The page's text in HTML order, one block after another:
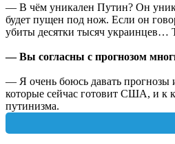
— В чём уникален Путин? Он
будет пущен под нож. Если он
убиты десятки тысяч украинцев…
— Вы согласны с прогнозом
— Я очень боюсь давать прогнозы
которые сейчас готовит США, и к
путинизма.